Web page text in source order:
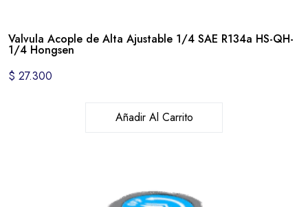
Valvula Acople de Alta Ajustable 1/4 SAE R134a HS-QH-
1/4 Hongsen
$ 27.300
Añadir Al Carrito